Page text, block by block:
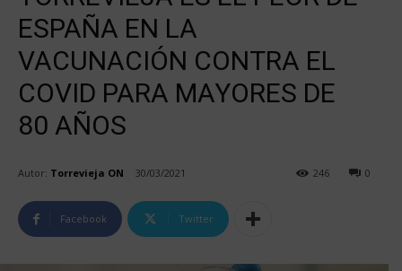
ESPAÑA EN LA
VACUNACIÓN CONTRA EL
COVID PARA MAYORES DE
80 AÑOS
Autor: Torrevieja ON 30/03/2021 0
246
Facebook Twitter